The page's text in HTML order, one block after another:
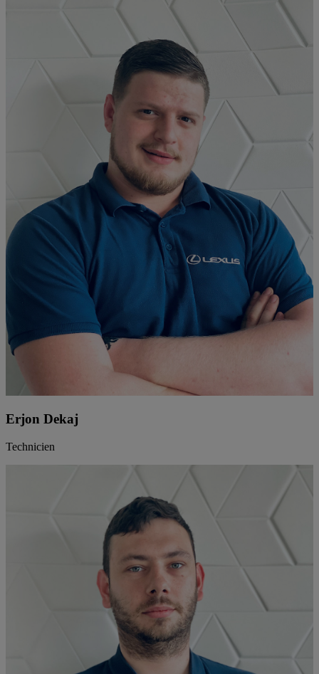
Erjon Dekaj
Technicien